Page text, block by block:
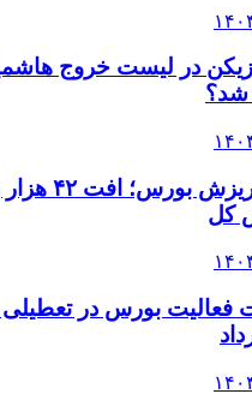
۰۷
بازیکن در لیست خروج
شد؟
۰۶
کل
۲۹
فعالیت بورس در تعطیلی
۲۸